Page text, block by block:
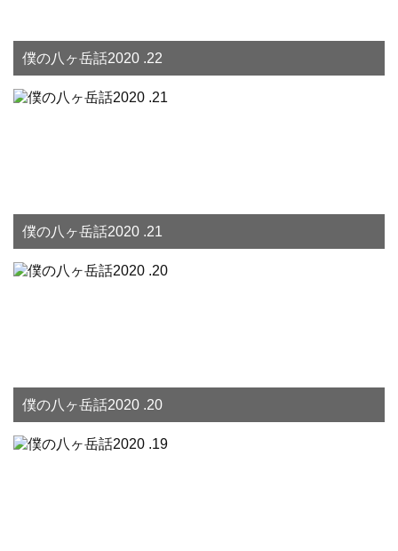
僕の八ヶ岳話2020 .22
僕の八ヶ岳話2020 .21
僕の八ヶ岳話2020 .20